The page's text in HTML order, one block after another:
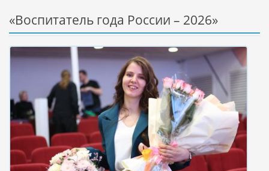
«Воспитатель года России – 2026»